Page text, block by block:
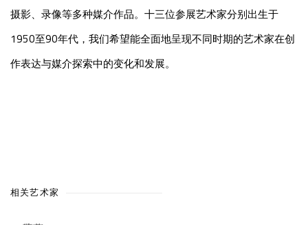
摄影、录像等多种媒介作品。十三位参展艺术家分别出生于
1950至90年代，我们希望能全面地呈现不同时期的艺术家在创
作表达与媒介探索中的变化和发展。
相关艺术家